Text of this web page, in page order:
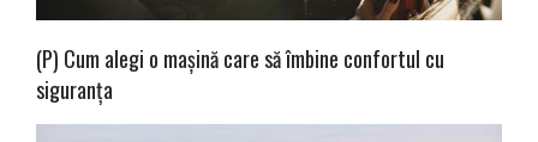
(P) Cum alegi o mașină care să îmbine confortul cu
siguranța